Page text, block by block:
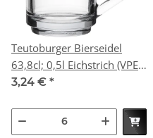
Teutoburger Bierseidel
63,8cl; 0,5l Eichstrich (VPE
6 St.)
3,24 € *